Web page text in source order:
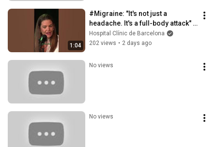
1:04
#Migraine: "It's not just a
headache. It's a full-body attack" |
PortalCLÍNIC
Hospital Clínic de Barcelona
202 views • 2 days ago
No views
No views